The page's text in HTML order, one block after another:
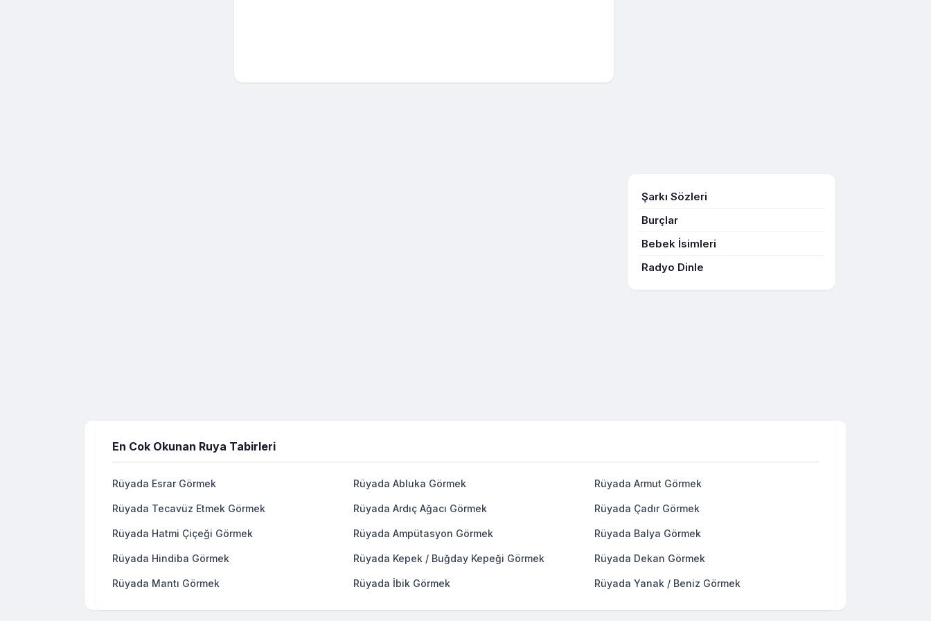
Şarkı Sözleri
Burçlar
Bebek İsimleri
Radyo Dinle
En Cok Okunan Ruya Tabirleri
Rüyada Esrar Görmek Rüyada Abluka Görmek Rüyada Armut Görmek
Rüyada Tecavüz Etmek Görmek Rüyada Ardıç Ağacı Görmek Rüyada Çadır Görmek
Rüyada Hatmi Çiçeği Görmek Rüyada Ampütasyon Görmek Rüyada Balya Görmek
Rüyada Hindiba Görmek Rüyada Kepek / Buğday Kepeği Görmek Rüyada Dekan Görmek
Rüyada Mantı Görmek Rüyada İbik Görmek Rüyada Yanak / Beniz Görmek